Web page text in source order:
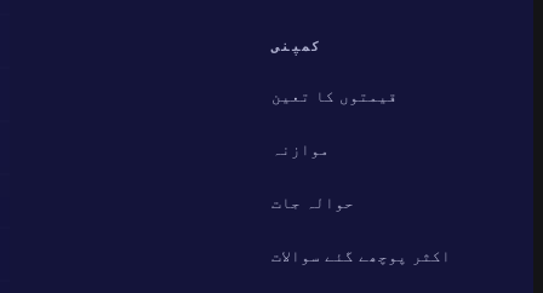
کمپنی
قیمتوں کا تعین
موازنہ
حوالہ جات
اکثر پوچھے گئے سوالات